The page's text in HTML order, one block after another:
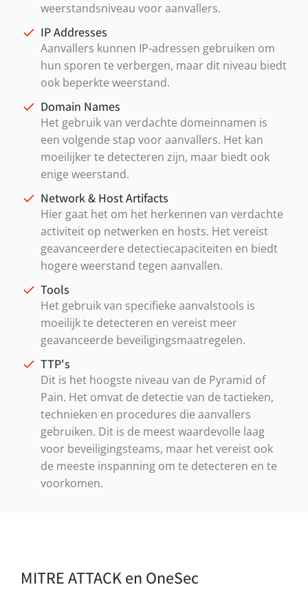
weerstandsniveau voor aanvallers.
IP Addresses
Aanvallers kunnen IP-adressen gebruiken om
hun sporen te verbergen, maar dit niveau biedt
ook beperkte weerstand.
Domain Names
Het gebruik van verdachte domeinnamen is
een volgende stap voor aanvallers. Het kan
moeilijker te detecteren zijn, maar biedt ook
enige weerstand.
Network & Host Artifacts
Hier gaat het om het herkennen van verdachte
activiteit op netwerken en hosts. Het vereist
geavanceerdere detectiecapaciteiten en biedt
hogere weerstand tegen aanvallen.
Tools
Het gebruik van specifieke aanvalstools is
moeilijk te detecteren en vereist meer
geavanceerde beveiligingsmaatregelen.
TTP's
Dit is het hoogste niveau van de Pyramid of
Pain. Het omvat de detectie van de tactieken,
technieken en procedures die aanvallers
gebruiken. Dit is de meest waardevolle laag
voor beveiligingsteams, maar het vereist ook
de meeste inspanning om te detecteren en te
voorkomen.
MITRE ATTACK en OneSec